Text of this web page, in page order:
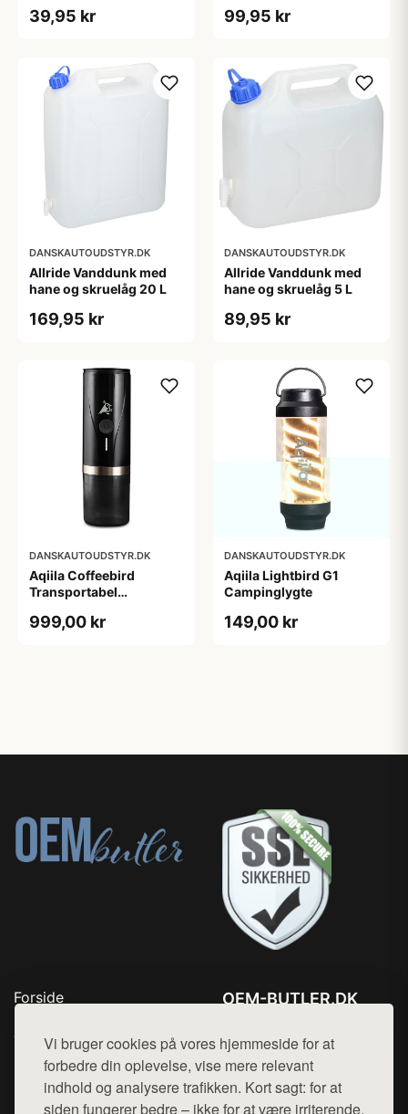
Vi bruger cookies på vores hjemmeside for at
forbedre din oplevelse, vise mere relevant
indhold og analysere trafikken. Kort sagt: for at
siden fungerer bedre – ikke for at være irriterende.
39,95 kr 99,95 kr
DANSKAUTOUDSTYR.DK
Allride Vanddunk med
hane og skruelåg 20 L
169,95 kr
DANSKAUTOUDSTYR.DK
Allride Vanddunk med
hane og skruelåg 5 L
89,95 kr
DANSKAUTOUDSTYR.DK
Aqiila Coffeebird
Transportabel
999,00 kr
DANSKAUTOUDSTYR.DK
Aqiila Lightbird G1
Campinglygte
149,00 kr
Forside
Top Rabatter
Blog
Kontakt
OEM-BUTLER.DK
Mail: hej@want.dk
Cookie- og privatlivspolitik